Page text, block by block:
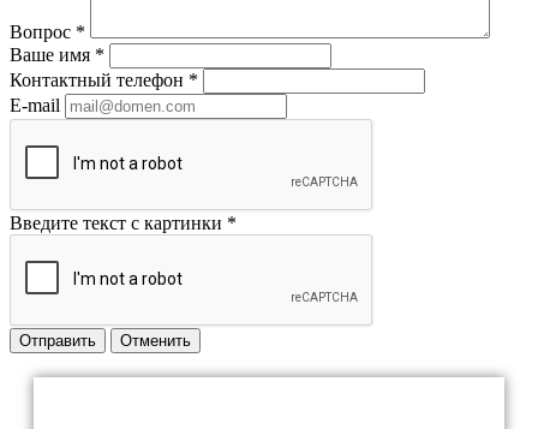
Вопрос *
Ваше имя *
Контактный телефон *
E-mail
Введите текст с картинки *
Отправить Отменить